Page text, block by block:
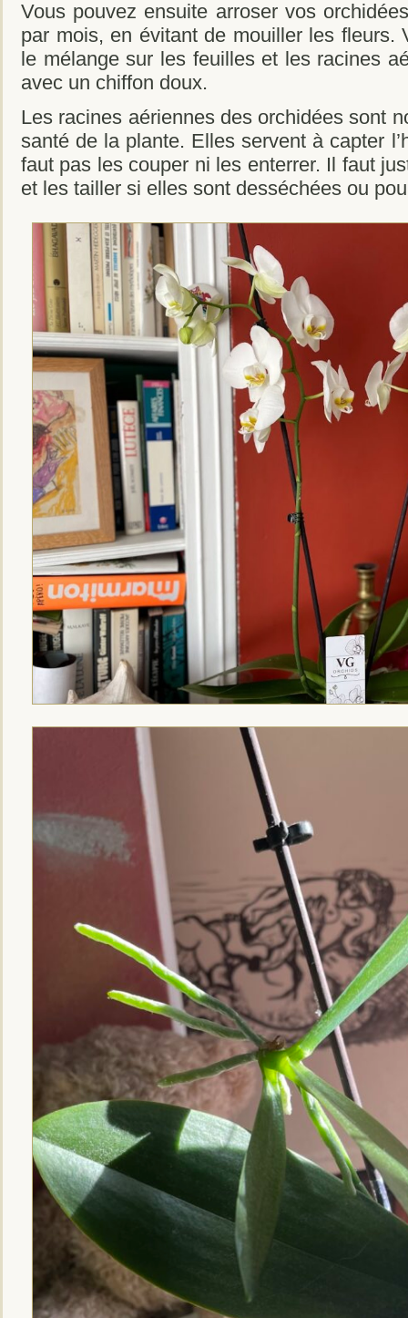
Vous pouvez ensuite arroser vos
par mois, en évitant de mouiller les fleurs.
le mélange sur les feuilles et les racines
avec un chiffon doux.
Les racines aériennes des orchidées sont
santé de la plante. Elles servent à capter
faut pas les couper ni les enterrer. Il faut
et les tailler si elles sont desséchées ou